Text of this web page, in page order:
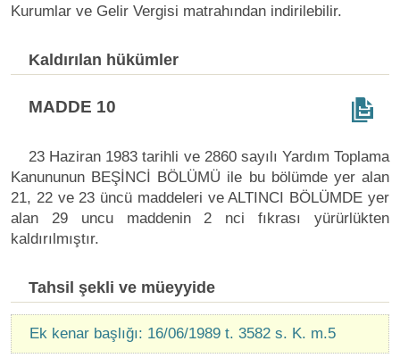
Kurumlar ve Gelir Vergisi matrahından indirilebilir.
Kaldırılan hükümler
MADDE 10
23 Haziran 1983 tarihli ve 2860 sayılı Yardım Toplama
Kanununun BEŞİNCİ BÖLÜMÜ ile bu bölümde yer alan
21, 22 ve 23 üncü maddeleri ve ALTINCI BÖLÜMDE yer
alan 29 uncu maddenin 2 nci fıkrası yürürlükten
kaldırılmıştır.
Tahsil şekli ve müeyyide
Ek kenar başlığı: 16/06/1989 t. 3582 s. K. m.5